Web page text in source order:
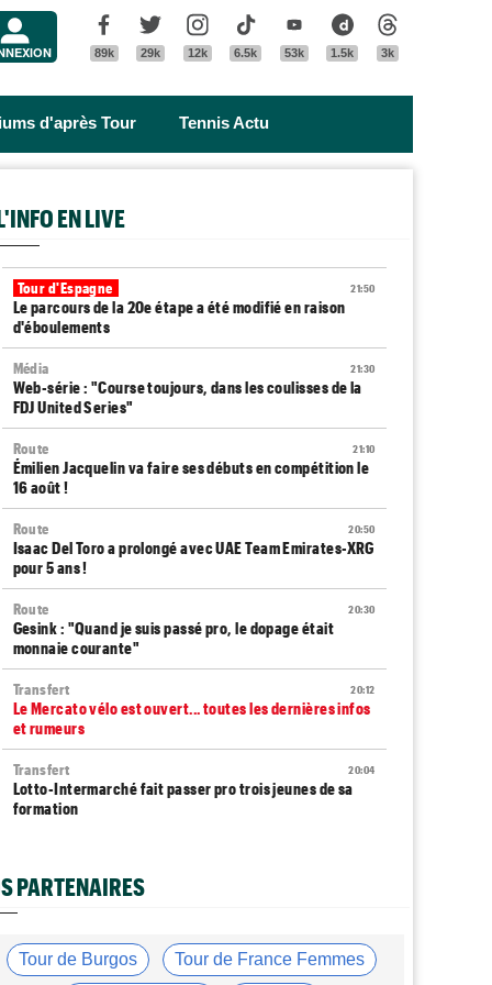
Facebook
89k
Twitter
29k
Instagram
12k
Tik Tok
6.5k
Youtube
53k
Dailymotion
1.5k 3k
d'après Tour Tennis Actu
EN LIVE
21:50
Tour d'Espagne
Le parcours de la 20e étape a été modifié en raison
d'éboulements
21:30
Média
Web-série : "Course toujours, dans les coulisses de la
FDJ United Series"
21:10
Route
Émilien Jacquelin va faire ses débuts en compétition le
16 août !
20:50
Route
Isaac Del Toro a prolongé avec UAE Team Emirates-XRG
pour 5 ans !
20:30
Route
Gesink : "Quand je suis passé pro, le dopage était
monnaie courante"
20:12
Transfert
Le Mercato vélo est ouvert... toutes les dernières infos
et rumeurs
20:04
Transfert
Lotto-Intermarché fait passer pro trois jeunes de sa
formation
cycliste"
Matthew Brennan : "Je me suis retrouvé un peu trop
loin…"
PARTENAIRES
Tour de Burgos Tour de France Femmes